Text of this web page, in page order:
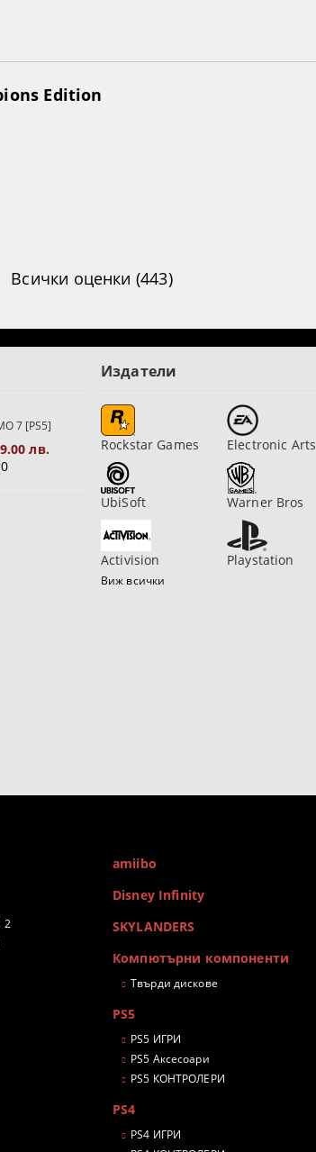
Edition
Всички оценки (443)
7 [PS5]
лв.
Издатели
Rockstar Games Electronic Arts
UbiSoft Warner Bros
Activision Playstation
Виж всички
2
amiibo
Disney Infinity
SKYLANDERS
Компютърни компоненти
Твърди дискове
PS5
PS5 ИГРИ
PS5 Аксесоари
PS5 КОНТРОЛЕРИ
PS4
PS4 ИГРИ